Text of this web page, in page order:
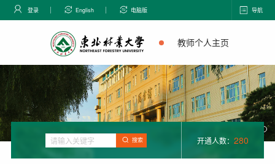
登录 English 电脑版 导航
教师个人主页
搜索 开通人数： 280